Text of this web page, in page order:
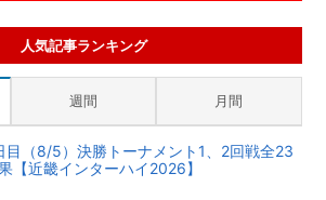
人気記事ランキング
週間 月間
目（8/5）決勝トーナメント1、2回戦全23
【近畿インターハイ2026】